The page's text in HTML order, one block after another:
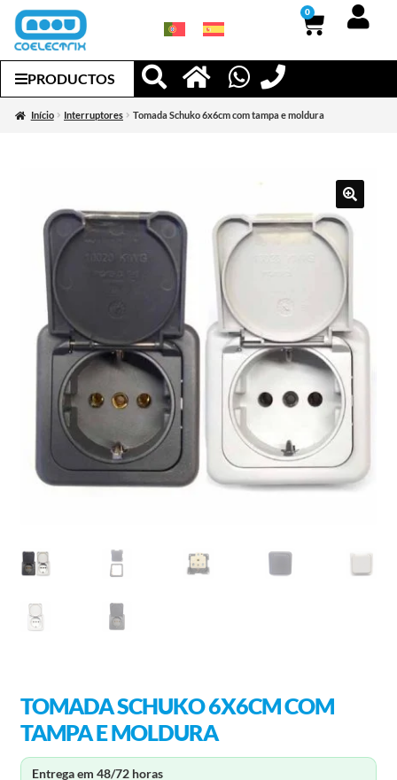
0
PRODUCTOS
Início Interruptores Tomada Schuko 6x6cm com tampa e moldura
TOMADA SCHUKO 6X6CM COM
TAMPA E MOLDURA
Entrega em 48/72 horas